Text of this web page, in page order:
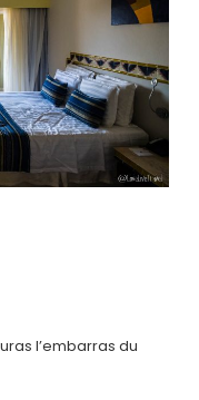
l’embarras du